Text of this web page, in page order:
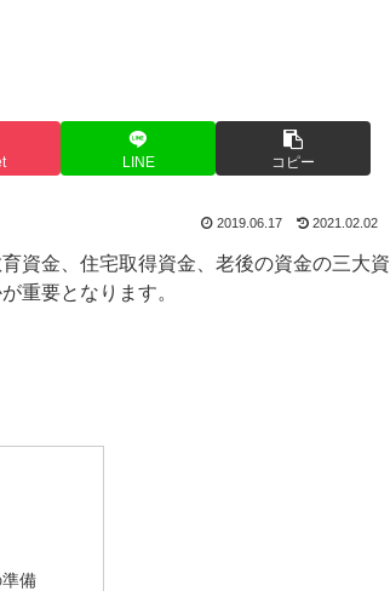
LINE コピー
2019.06.17 2021.02.02
資金、住宅取得資金、老後の資金の三大資
重要となります。
備